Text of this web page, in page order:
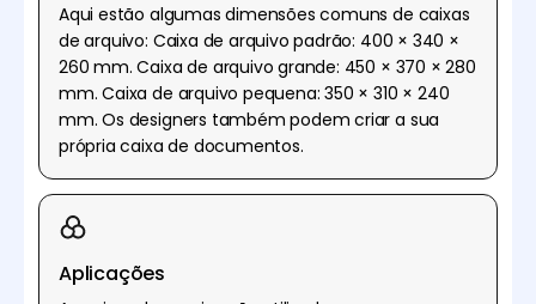
Aqui estão algumas dimensões comuns de caixas
de arquivo: Caixa de arquivo padrão: 400 × 340 ×
260 mm. Caixa de arquivo grande: 450 × 370 × 280
mm. Caixa de arquivo pequena: 350 × 310 × 240
mm. Os designers também podem criar a sua
própria caixa de documentos.
Aplicações